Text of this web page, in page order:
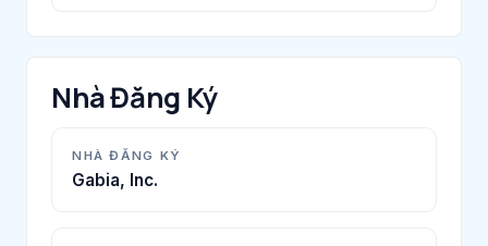
Nhà Đăng Ký
NHÀ ĐĂNG KÝ
Gabia, Inc.